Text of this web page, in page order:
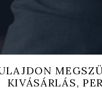
KIVÁSÁRLÁS,